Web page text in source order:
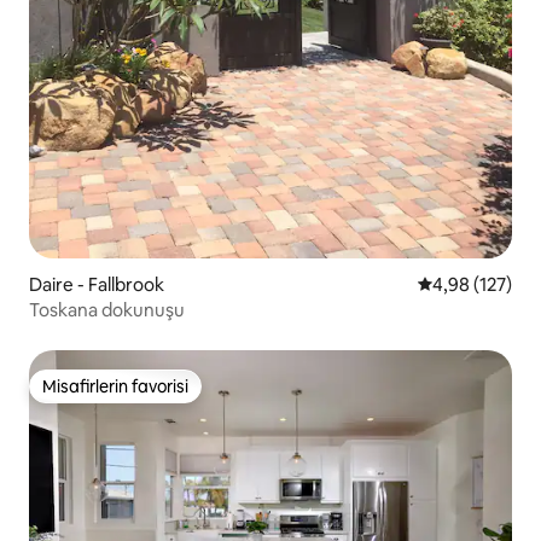
Daire - Fallbrook 5 üzerinden
4,98 (127)
Toskana dokunuşu
Misafirlerin favorisi
Misafirlerin favorisi